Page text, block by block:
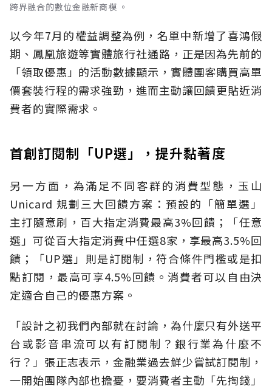
跨界融合的數位金融新商模 。
以今年7月的權益調整為例，名單中新增了喜鴻假
期、鳳凰旅遊等實體旅行社通路，正是因為先前的
「領取優惠」的活動數據顯示，實體團客購買高單
價套裝行程的需求強勁，進而主動讓回饋更貼近消
費者的實際需求。
首創訂閱制「UP選」，提升黏著度
另一方面，為滿足不同客群的消費型態，玉山
Unicard 規劃三大回饋方案：預設的「簡單選」
主打隨意刷，百大指定消費最高3%回饋；「任意
選」可從百大指定消費中任選8家，享最高3.5%回
饋；「UP選」則是訂閱制，符合條件門檻或是扣
點訂閱，最高可享4.5%回饋。消費者可以自由決
定適合自己的優惠方案。
「設計之初我們內部就在討論，為什麼只有外送平
台或影音串流可以有訂閱制？銀行業為什麼不
行？」張正志表示，金融業過去鮮少嘗試訂閱制，
一開始團隊內部也擔憂，要消費者主動「先掏錢」